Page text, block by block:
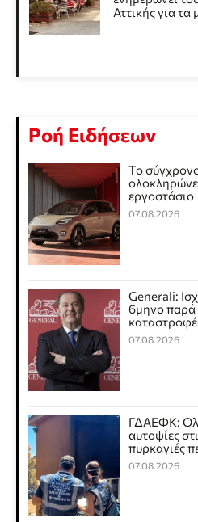
Αττικής για τα
Ροή Ειδήσεων
Το
εργοστάσιο
07.08.2026
Generali:
6μηνο παρά
07.08.2026
ΓΔΑΕΦΚ:
αυτοψίες
πυρκαγιές
07.08.2026